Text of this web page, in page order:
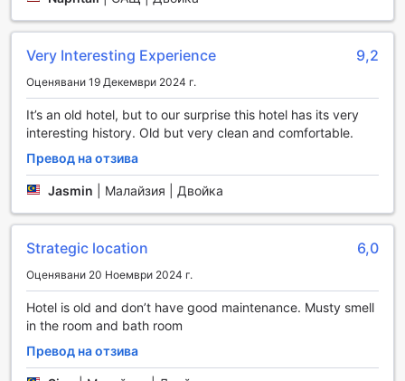
на удобство за гостите. Можете да се насладите на
комфорта на собствения си кът, докато сърфирате в
интернет или планирате следващите си стъпки в
Чангхуа. Освен това, хотелът предлага ежедневна
пространство остава свежо и приятно през целия ви
престой. Всеки детайл е внимателно обмислен, за да
осигури на гостите максимален комфорт и
удовлетворение.
Транспортни Услуги в Inn Sun Hotel
Inn Sun Hotel в Чангхуа, Тайван, предлага отлични
транспортни услуги, които ще направят вашето
пътуване удобно и безпроблемно. Хотелът разполага с
просторен паркинг, който осигурява безопасно място
за вашия автомобил, позволявайки ви да се насладите
относно паркирането. Независимо дали пътувате с
личен автомобил или наемате кола, удобният достъп до
Very Interesting Experience 9,2
Оценявани 19 Декември 2024 г.
It’s an old hotel, but to our surprise this hotel has its very
interesting history. Old but very clean and comfortable.
Превод на отзива
Jasmin Малайзия | Двойка
Strategic location 6,0
Оценявани 20 Ноември 2024 г.
Hotel is old and don’t have good maintenance. Musty smell
in the room and bath room
Превод на отзива